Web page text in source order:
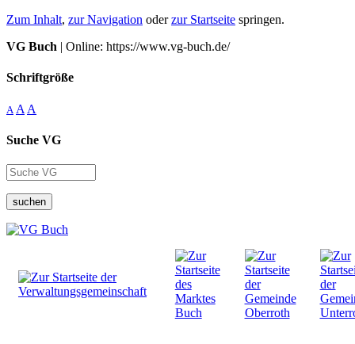
Zum Inhalt, zur Navigation oderzur Startseite springen.
VG Buch | Online: https://www.vg-buch.de/
Schriftgröße
A A A
Suche VG
suchen